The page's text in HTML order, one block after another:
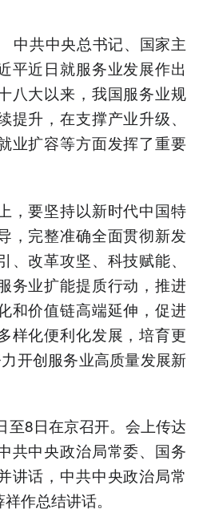
共中央总书记、国家主
平近日就服务业发展作出
八大以来，我国服务业规
升，在支撑产业升级、
业扩容等方面发挥了重要
，要坚持以新时代中国特
，完整准确全面贯彻新发
、改革攻坚、科技赋能、
务业扩能提质行动，推进
和价值链高端延伸，促进
样化便利化发展，培育更
开创服务业高质量发展新
至8日在京召开。会上传达
共中央政治局常委、国务
讲话，中共中央政治局常
作总结讲话。